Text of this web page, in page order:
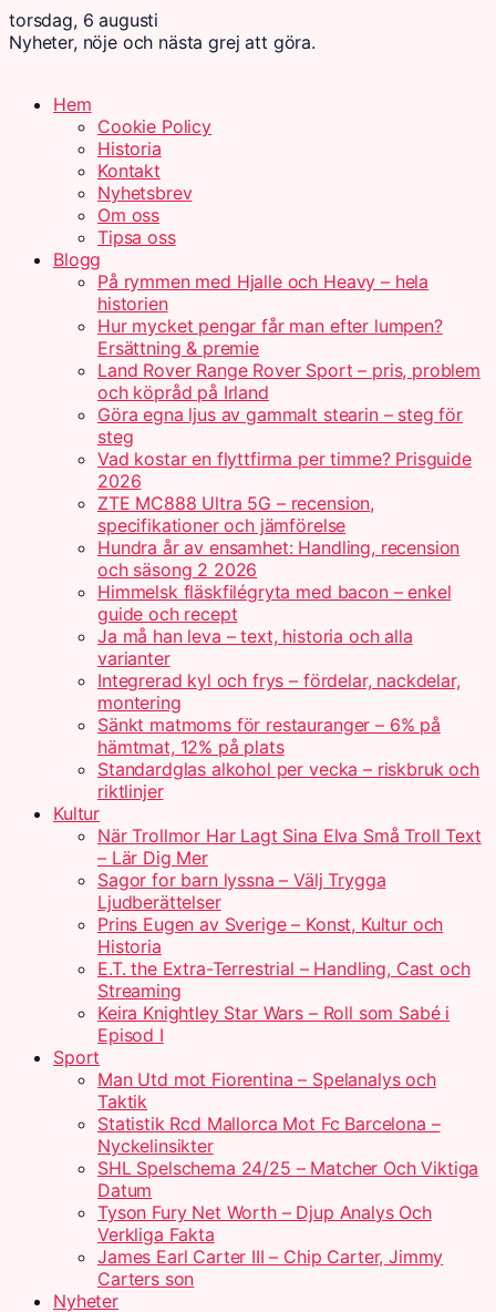
torsdag, 6 augusti
Nyheter, nöje och nästa grej att göra.
Hem
Cookie Policy
Historia
Kontakt
Nyhetsbrev
Om oss
Tipsa oss
Blogg
På rymmen med Hjalle och Heavy – hela
historien
Hur mycket pengar får man efter lumpen?
Ersättning & premie
Land Rover Range Rover Sport – pris, problem
och köpråd på Irland
Göra egna ljus av gammalt stearin – steg för
steg
Vad kostar en flyttfirma per timme? Prisguide
2026
ZTE MC888 Ultra 5G – recension,
specifikationer och jämförelse
Hundra år av ensamhet: Handling, recension
och säsong 2 2026
Himmelsk fläskfilégryta med bacon – enkel
guide och recept
Ja må han leva – text, historia och alla
varianter
Integrerad kyl och frys – fördelar, nackdelar,
montering
Sänkt matmoms för restauranger – 6% på
hämtmat, 12% på plats
Standardglas alkohol per vecka – riskbruk och
riktlinjer
Kultur
När Trollmor Har Lagt Sina Elva Små Troll Text
– Lär Dig Mer
Sagor for barn lyssna – Välj Trygga
Ljudberättelser
Prins Eugen av Sverige – Konst, Kultur och
Historia
E.T. the Extra-Terrestrial – Handling, Cast och
Streaming
Keira Knightley Star Wars – Roll som Sabé i
Episod I
Sport
Man Utd mot Fiorentina – Spelanalys och
Taktik
Statistik Rcd Mallorca Mot Fc Barcelona –
Nyckelinsikter
SHL Spelschema 24/25 – Matcher Och Viktiga
Datum
Tyson Fury Net Worth – Djup Analys Och
Verkliga Fakta
James Earl Carter III – Chip Carter, Jimmy
Carters son
Nyheter